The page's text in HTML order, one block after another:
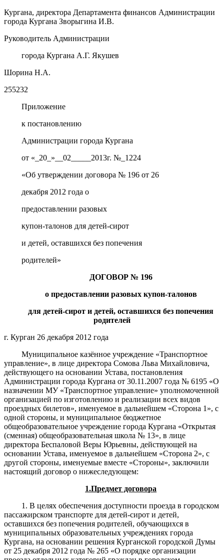
Кургана, директора Департамента финансов Администрации
города Кургана Зворыгина И.В.
Руководитель Администрации
города Кургана А.Г. Якушев
Шорина Н.А.
255232
Приложение
к постановлению
Администрации города Кургана
от «_20_»__02_____2013г. №_1224
«Об утверждении договора № 196 от 26
декабря 2012 года о
предоставлении разовых
купон-талонов для детей-сирот
и детей, оставшихся без попечения
родителей»
ДОГОВОР № 196
о предоставлении разовых купон-талонов
для детей-сирот и детей, оставшихся без попечения
родителей
г. Курган 26 декабря 2012 года
Муниципальное казённое учреждение «Транспортное
управление», в лице директора Сомова Льва Михайловича,
действующего на основании Устава, постановления
Администрации города Кургана от 30.11.2007 года № 6195 «О
назначении МУ «Транспортное управление» уполномоченной
организацией по изготовлению и реализации всех видов
проездных билетов», именуемое в дальнейшем «Сторона 1», с
одной стороны, и муниципальное бюджетное
общеобразовательное учреждение города Кургана «Открытая
(сменная) общеобразовательная школа № 13», в лице
директора Беспаловой Веры Юрьевны, действующей на
основании Устава, именуемое в дальнейшем «Сторона 2», с
другой стороны, именуемые вместе «Стороны», заключили
настоящий договор о нижеследующем:
1.Предмет договора
1. В целях обеспечения доступности проезда в городском
пассажирском транспорте для детей-сирот и детей,
оставшихся без попечения родителей, обучающихся в
муниципальных образовательных учреждениях города
Кургана, на основании решения Курганской городской Думы
от 25 декабря 2012 года № 265 «О порядке организации